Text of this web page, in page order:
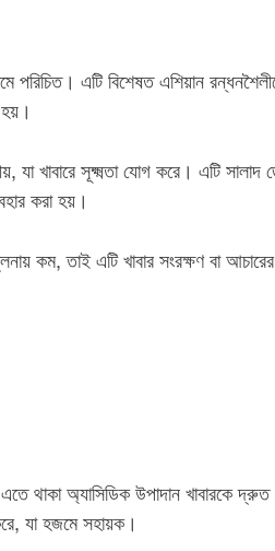
পরিচিত। এটি বিশেষত এশিয়ান
হয়।
যা খাবারে সূক্ষ্মতা যোগ করে। এটি সালাদ
করা হয়।
কম, তাই এটি খাবার সংরক্ষণ বা
থাকা অ্যাসিডিক উপাদান খাবারকে
যা হজমে সহায়ক।